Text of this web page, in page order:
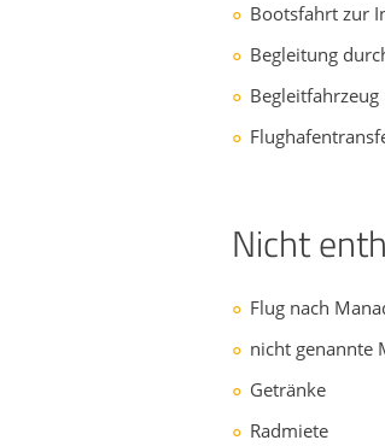
Bootsfahrt zur
Begleitung
Begleitfahrzeug
Nicht
Flug nach
nicht genannte
Getränke
Radmiete